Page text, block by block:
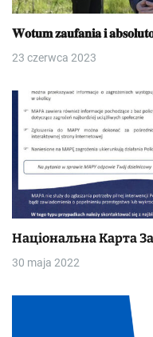
𝐖𝐨𝐭𝐮𝐦 𝐳𝐚𝐮𝐟𝐚𝐧𝐢𝐚 𝐢
23 czerwca 2023
Національна Kapтa
30 maja 2022